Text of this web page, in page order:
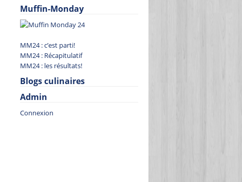
Muffin-Monday
MM24 : c’est parti!
MM24 : Récapitulatif
MM24 : les résultats!
Blogs culinaires
Admin
Connexion